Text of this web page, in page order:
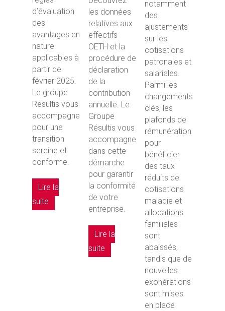
d’évaluation
des
avantages en
nature
applicables à
partir de
février 2025.
Le groupe
Resultis vous
accompagne
pour une
transition
sereine et
conforme.
Lire la
suite
les données
relatives aux
effectifs
OETH et la
procédure de
déclaration
de la
contribution
annuelle. Le
Groupe
Résultis vous
accompagne
dans cette
démarche
pour garantir
la conformité
de votre
entreprise.
Lire la
suite
notamment
des
ajustements
sur les
cotisations
patronales et
salariales.
Parmi les
changements
clés, les
plafonds de
rémunération
pour
bénéficier
des taux
réduits de
cotisations
maladie et
allocations
familiales
sont
abaissés,
tandis que de
nouvelles
exonérations
sont mises
en place